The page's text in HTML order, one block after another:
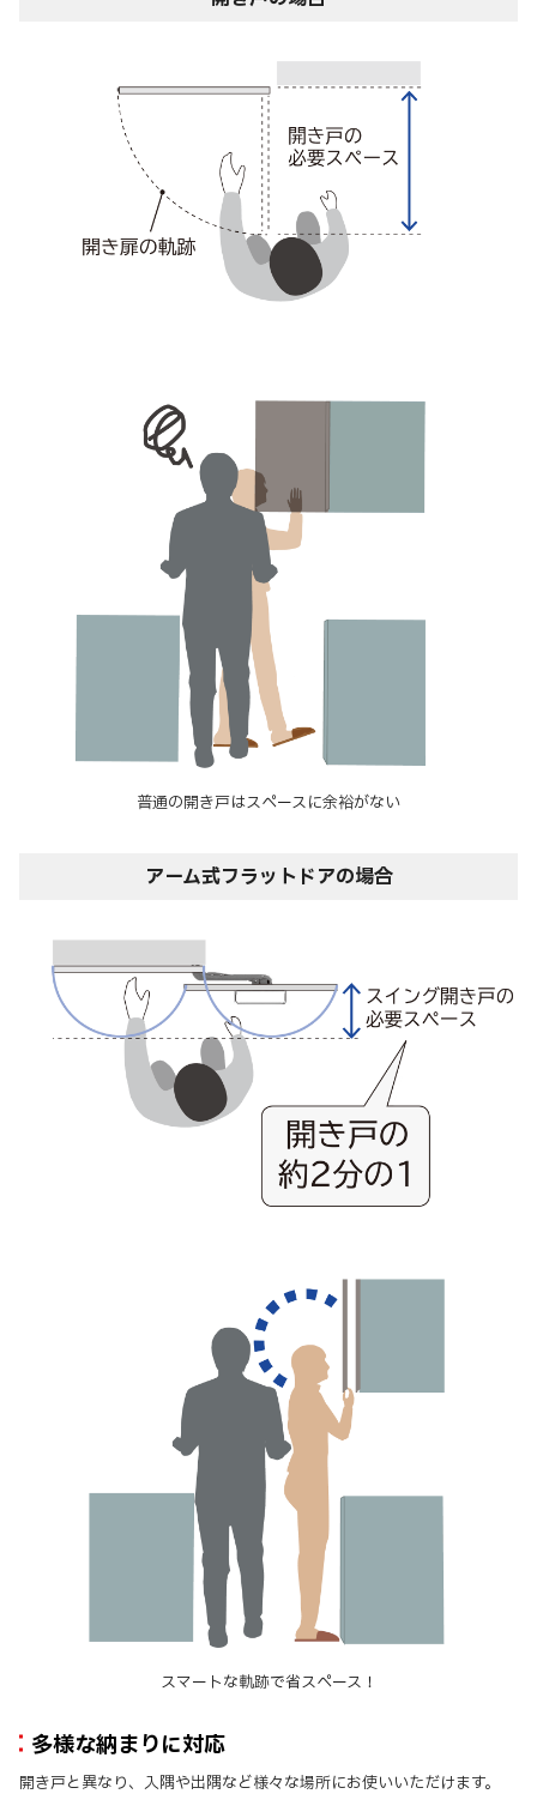
普通の開き戸はスペースに余裕がない
アーム式フラットドアの場合
スマートな軌跡で省スペース！
多様な納まりに対応
開き戸と異なり、入隅や出隅など様々な場所にお使いいただけます。